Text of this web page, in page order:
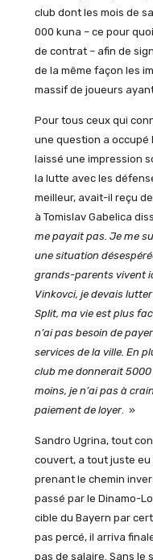
club dont les mois de
000 kuna – ce pour
de contrat – afin de
de la même façon les
massif de joueurs
Pour tous ceux qui
une question a occupé
laissé une impression
la lutte avec les
meilleur, avait-il reçu
à Tomislav Gabelica
me payait pas. Je me
une situation
grands-parents vivent
Vinkovci, je devais
Split, ma vie est plus
n’ai pas besoin de
services de la ville. En
club me donnerait
moins, je n’ai pas à
paiement de loyer. »
Sandro Ugrina, tout
couvert, a tout juste
prenant le chemin
passé par le Dinamo-
cible du Bayern par
pas percé, il arriva
pas de salaire. Sans le